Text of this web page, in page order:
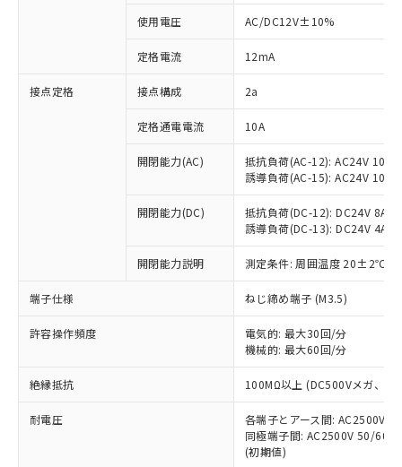
使用電圧 AC/DC12V±10%
定格電流 12mA
接点定格 接点構成 2a
定格通電電流 10A
開閉能力(AC)
抵抗負荷(AC-12): AC24V 10A/
誘導負荷(AC-15): AC24V
開閉能力(DC)
抵抗負荷(DC-12): DC24V 8A/
誘導負荷(DC-13): DC24V 4A/
開閉能力説明 測定条件: 周囲温度 20±2℃、
端子仕様 ねじ締め端子 (M3.5)
許容操作頻度
電気的: 最大30回/分
機械的: 最大60回/分
絶縁抵抗 100MΩ以上 (DC500Vメガ、点
耐電圧
各端子とアース間: AC2500V
同極端子間: AC2500V 50/
(初期値)
ご利用条件
以下の条件をお読みいただき、同意のうえ
ご利用ください。
本サービスは、当社制御機器事業取扱
商品の当社在庫状況および標準価格
(税抜)を提供させていただくもので
当社制御機器事業取扱商品の中には、
本サービスの対象外となる商品もある
ことをご了承ください。
在庫状況および標準価格照会結果は、
記載している更新日時点での社内デー
タに基づき作成されるものであり、閲
覧された時点での実際の在庫および標
準価格とは異なる場合があることをご
※1 対応状況
対応済み：EU RoHS指令（10物質）の
非含有に対応した製品が提供可能な商品で
す。
対応予定：EU RoHS指令（10物質）の非含
有に対応した製品に切り替える予定のある
対応予定なし：EU RoHS指令（10物質）の
非含有に非対応の商品で、対応品を出す予
定はありません。
調査・確認中：EU RoHS指令（10物質）の
非含有の対応状況を調査中または確認中の
非該当品：ライセンス料など無形物で、有
害物質有無と関係のない商品です。
仕入先様の事情により、非含有部品として
いたものが、含有品と判明した場合などや
むを得ず変更することがあります。
六価クロム(Cr(Ⅵ)) 1000ppm以下、ポリ臭化ビフェニル
類(PBB) 1000ppm以下、ポリ臭化ジフェニルエーテル類
「○」：最大均質材料含有率が中国RoHSの
基準値以下であることを示します。
「×」：最大均質材料含有率が中国RoHSの
基準値を超えていることを示します。
「－」：未確認です。当社販売部門へお問
*中国RoHS10物質の基準値 (GB/T26572)：
Pb(鉛) :1000ppm、 Hg(水銀) : 1000ppm、 Cd(カドミウ
Cr(Ⅵ)(六価クロム) : 1000ppm、 PBBs(ポリ臭化ビフェ
当社は、これら貴社製品のうち、外国
為替および外国貿易法に定める商品
（以下｢規制貨物等」という）を輸出
または国外への提供する場合は、日本
国政府の輸出許可(または役務取引許
可)を取得するなどの必要な手続きを